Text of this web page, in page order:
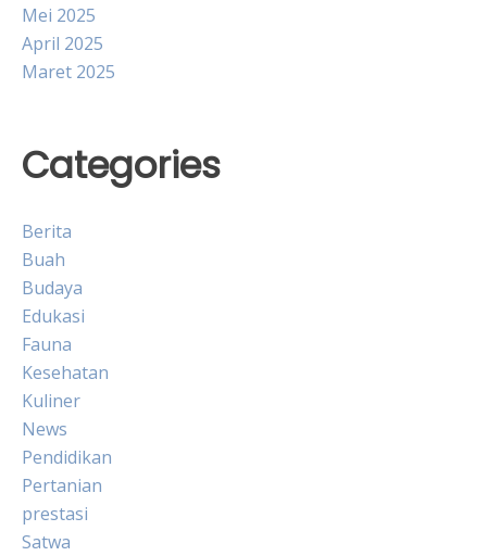
Mei 2025
April 2025
Maret 2025
Categories
Berita
Buah
Budaya
Edukasi
Fauna
Kesehatan
Kuliner
News
Pendidikan
Pertanian
prestasi
Satwa